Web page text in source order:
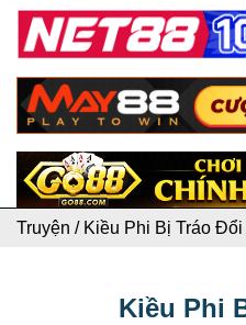
Truyện / Kiều Phi Bị Tráo Đổi
Kiều Phi